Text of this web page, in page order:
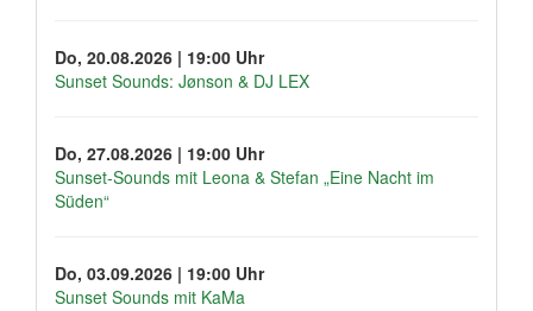
Do, 20.08.2026 | 19:00 Uhr
Sunset Sounds: Jønson & DJ LEX
Do, 27.08.2026 | 19:00 Uhr
Sunset-Sounds mit Leona & Stefan „Eine Nacht im
Süden“
Do, 03.09.2026 | 19:00 Uhr
Sunset Sounds mit KaMa